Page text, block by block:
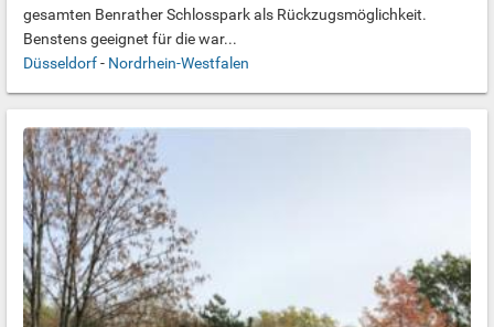
gesamten Benrather Schlosspark als Rückzugsmöglichkeit.
Benstens geeignet für die war...
Düsseldorf- Nordrhein-Westfalen